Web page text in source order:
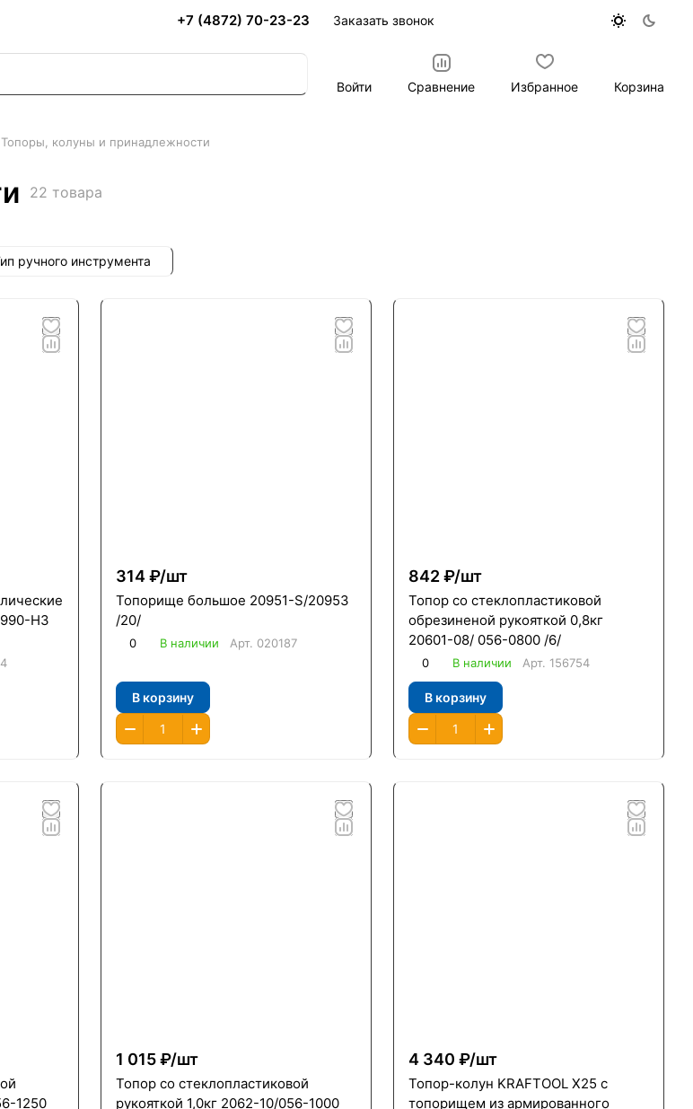
+7 (4872) 70-23-23 Заказать звонок
Войти Сравнение Избранное Корзина
Топоры, колуны и принадлежности
22 товара
ручного инструмента
314 ₽/шт
Топорище большое 20951-S/20953
/20/
0 В наличии Арт. 020187
В корзину
842 ₽/шт
Топор со стеклопластиковой
обрезиненой рукояткой 0,8кг
20601-08/ 056-0800 /6/
0 В наличии Арт. 156754
В корзину
1250
1 015 ₽/шт
Топор со стеклопластиковой
рукояткой 1,0кг 2062-10/056-1000
4 340 ₽/шт
Топор-колун KRAFTOOL X25 с
топорищем из армированного